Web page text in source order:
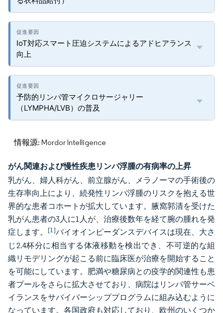
IoT対応スマート圧迫システムによるアドヒアランス
向上
予防的リンパ管マイクロサージャリー
（LYMPHA/LVB）の普及
情報源: Mordor Intelligence
がん関連および慢性疾患リンパ浮腫の有病率の上昇
乳がん、婦人科がん、前立腺がん、メラノーマの手術後の
生存率向上により、続発性リンパ浮腫のリスクを抱える世
界的な患者コホートが拡大しています。腋窩郭清を受けた
乳がん患者の3人に1人が、治療後数年を経て腕の腫れを発
症します。 [1]バイオインピーダンスデバイスは現在、大さ
じ2.4杯分に相当する体液移動を検出でき、不可逆的な組
織リモデリングが起こる前に臨床医が治療を開始すること
を可能にしています。肥満や糖尿病との疫学的関連性も患
者プールをさらに拡大させており、病院はリンパ管サーベ
イランスをサバイバーシッププログラムに組み込むように
なっています。各国政府も対応しており、欧州のいくつか